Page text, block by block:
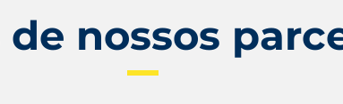
nossos